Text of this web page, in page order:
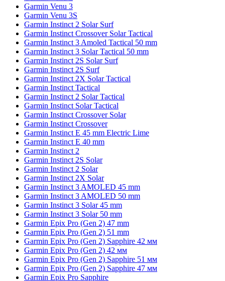
Garmin Venu 3
Garmin Venu 3S
Garmin Instinct 2 Solar Surf
Garmin Instinct Crossover Solar Tactical
Garmin Instinct 3 Amoled Tactical 50 mm
Garmin Instinct 3 Solar Tactical 50 mm
Garmin Instinct 2S Solar Surf
Garmin Instinct 2S Surf
Garmin Instinct 2X Solar Tactical
Garmin Instinct Tactical
Garmin Instinct 2 Solar Tactical
Garmin Instinct Solar Tactical
Garmin Instinct Crossover Solar
Garmin Instinct Crossover
Garmin Instinct E 45 mm Electric Lime
Garmin Instinct E 40 mm
Garmin Instinct 2
Garmin Instinct 2S Solar
Garmin Instinct 2 Solar
Garmin Instinct 2X Solar
Garmin Instinct 3 AMOLED 45 mm
Garmin Instinct 3 AMOLED 50 mm
Garmin Instinct 3 Solar 45 mm
Garmin Instinct 3 Solar 50 mm
Garmin Epix Pro (Gen 2) 47 mm
Garmin Epix Pro (Gen 2) 51 mm
Garmin Epix Pro (Gen 2) Sapphire 42 мм
Garmin Epix Pro (Gen 2) 42 мм
Garmin Epix Pro (Gen 2) Sapphire 51 мм
Garmin Epix Pro (Gen 2) Sapphire 47 мм
Garmin Epix Pro Sapphire